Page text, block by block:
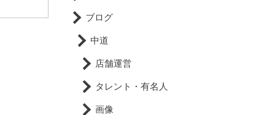
ブログ
中道
店舗運営
タレント・有名人
画像